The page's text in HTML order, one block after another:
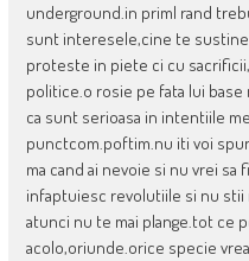
underground.in priml rand
sunt interesele,cine te
proteste in piete ci cu
politice.o rosie pe fata lui base
ca sunt serioasa in intentiile
punctcom.poftim.nu iti voi
ma cand ai nevoie si nu vrei sa
infaptuiesc revolutiile si nu stii
atunci nu te mai plange.tot ce
acolo,oriunde.orice specie